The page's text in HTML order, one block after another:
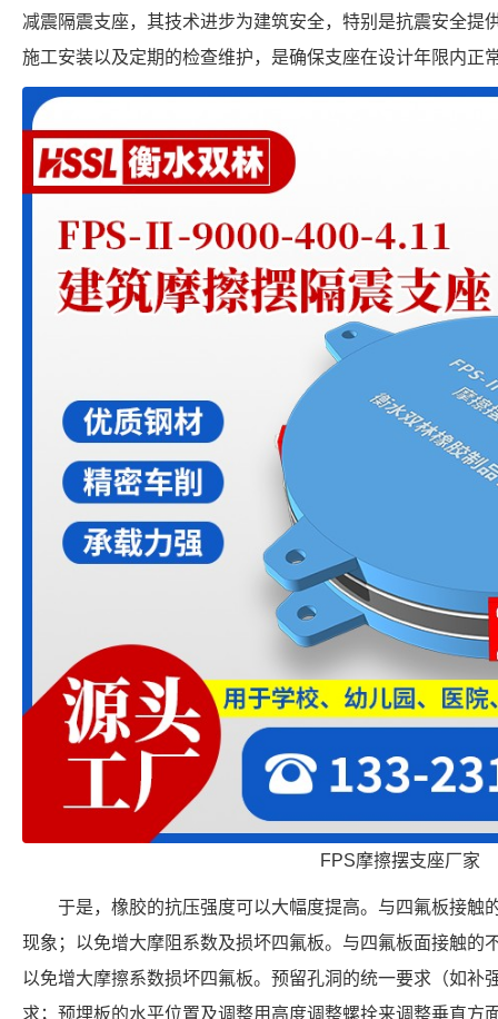
减震隔震支座，其技术进步为建筑安全，特别是抗震安全提
施工安装以及定期的检查维护，是确保支座在设计年限内正
FPS摩擦摆支座厂家
于是，橡胶的抗压强度可以大幅度提高。与四氟板接触
现象；以免增大摩阻系数及损坏四氟板。与四氟板面接触的
以免增大摩擦系数损坏四氟板。预留孔洞的统一要求（如补
求；预埋板的水平位置及调整用高度调整螺拴来调整垂直方